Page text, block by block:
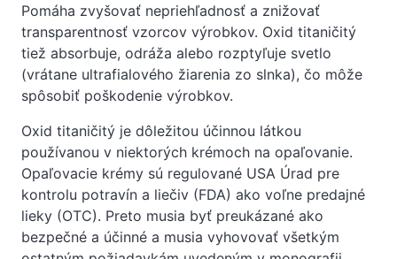
Pomáha zvyšovať nepriehľadnosť a znižovať
transparentnosť vzorcov výrobkov. Oxid titaničitý
tiež absorbuje, odráža alebo rozptyľuje svetlo
(vrátane ultrafialového žiarenia zo slnka), čo môže
spôsobiť poškodenie výrobkov.
Oxid titaničitý je dôležitou účinnou látkou
používanou v niektorých krémoch na opaľovanie.
Opaľovacie krémy sú regulované USA Úrad pre
kontrolu potravín a liečiv (FDA) ako voľne predajné
lieky (OTC). Preto musia byť preukázané ako
bezpečné a účinné a musia vyhovovať všetkým